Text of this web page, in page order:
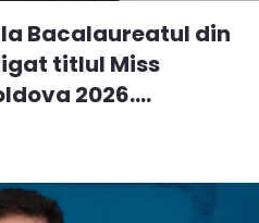
Bacalaureatul din
titlul Miss
2026.